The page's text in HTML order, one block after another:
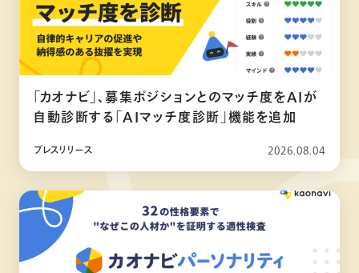
「カオナビ」、募集ポジションとのマッチ度をAIが
自動診断する「AIマッチ度診断」機能を追加
プレスリリース 2026.08.04